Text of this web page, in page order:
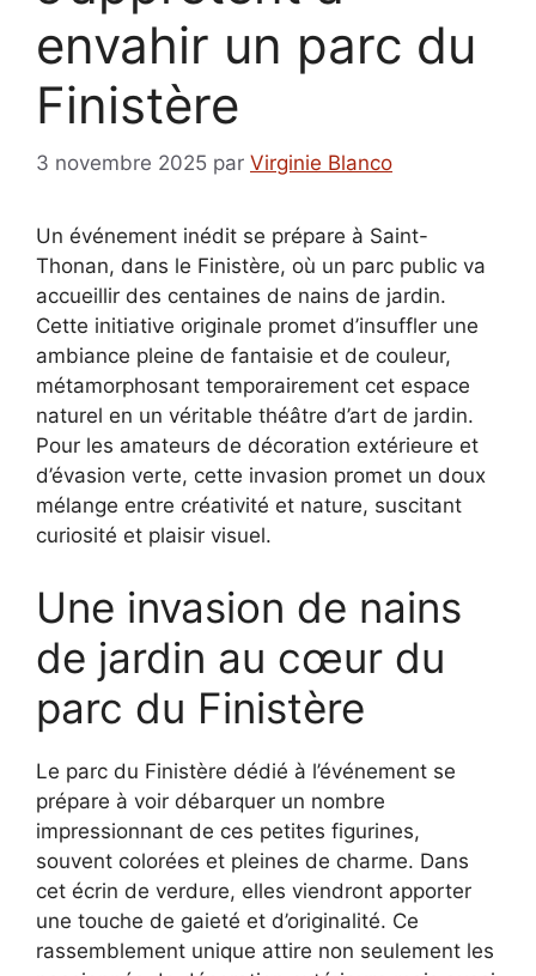
envahir un parc du
Finistère
3 novembre 2025 par Virginie Blanco
Un événement inédit se prépare à Saint-
Thonan, dans le Finistère, où un parc public va
accueillir des centaines de nains de jardin.
Cette initiative originale promet d’insuffler une
ambiance pleine de fantaisie et de couleur,
métamorphosant temporairement cet espace
naturel en un véritable théâtre d’art de jardin.
Pour les amateurs de décoration extérieure et
d’évasion verte, cette invasion promet un doux
mélange entre créativité et nature, suscitant
curiosité et plaisir visuel.
Une invasion de nains
de jardin au cœur du
parc du Finistère
Le parc du Finistère dédié à l’événement se
prépare à voir débarquer un nombre
impressionnant de ces petites figurines,
souvent colorées et pleines de charme. Dans
cet écrin de verdure, elles viendront apporter
une touche de gaieté et d’originalité. Ce
rassemblement unique attire non seulement les